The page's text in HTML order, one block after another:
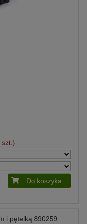
szt.)
Do koszyka
i pętelką 890259